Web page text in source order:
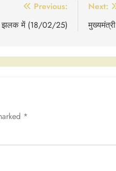
Previous:
झलक में (18/02/25)
Next:
*